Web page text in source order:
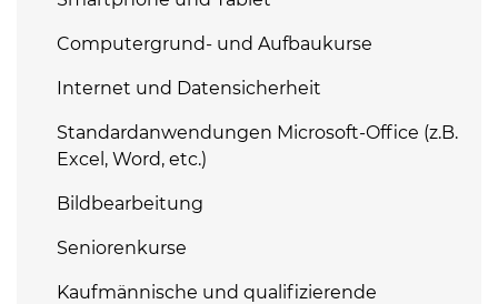
Computergrund- und Aufbaukurse
Internet und Datensicherheit
Standardanwendungen Microsoft-Office (z.B.
Excel, Word, etc.)
Bildbearbeitung
Seniorenkurse
Kaufmännische und qualifizierende